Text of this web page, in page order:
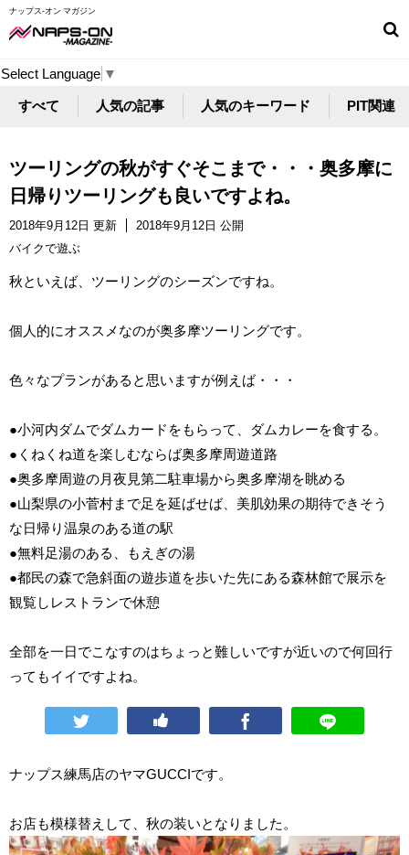
ナップス-オン マガジン
Select Language ▼
すべて 人気の記事 人気のキーワード PIT関連
ツーリングの秋がすぐそこまで・・・奥多摩に
日帰りツーリングも良いですよね。
2018年9月12日 更新
2018年9月12日 公開
バイクで遊ぶ
秋といえば、ツーリングのシーズンですね。
個人的にオススメなのが奥多摩ツーリングです。
色々なプランがあると思いますが例えば・・・
●小河内ダムでダムカードをもらって、ダムカレーを食する。
●くねくね道を楽しむならば奥多摩周遊道路
●奥多摩周遊の月夜見第二駐車場から奥多摩湖を眺める
●山梨県の小菅村まで足を延ばせば、美肌効果の期待できそう
な日帰り温泉のある道の駅
●無料足湯のある、もえぎの湯
●都民の森で急斜面の遊歩道を歩いた先にある森林館で展示を
観覧しレストランで休憩
全部を一日でこなすのはちょっと難しいですが近いので何回行
ってもイイですよね。
ナップス練馬店のヤマGUCCIです。
お店も模様替えして、秋の装いとなりました。